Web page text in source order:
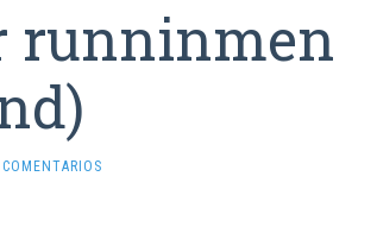
runninmen